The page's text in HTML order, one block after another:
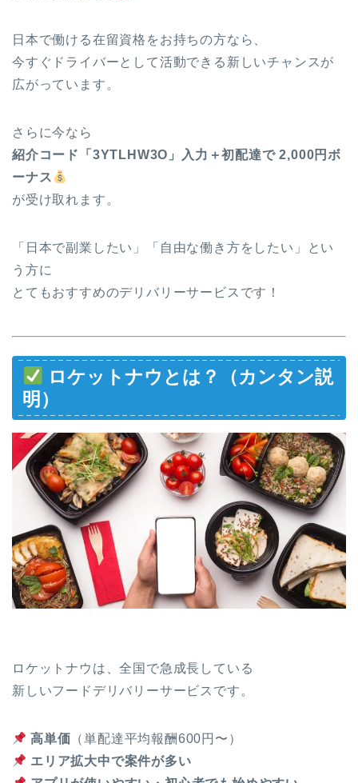
日本で働ける在留資格をお持ちの方なら、
今すぐドライバーとして活動できる新しいチャンスが
広がっています。
さらに今なら
紹介コード「3YTLHW3O」入力＋初配達で 2,000円ボ
ーナス
が受け取れます。
「日本で副業したい」「自由な働き方をしたい」とい
う方に
とてもおすすめのデリバリーサービスです！
ロケットナウとは？（カンタン説
明）
ロケットナウは、全国で急成長している
新しいフードデリバリーサービスです。
高単価 （単配達平均報酬600円〜）
エリア拡大中で案件が多い